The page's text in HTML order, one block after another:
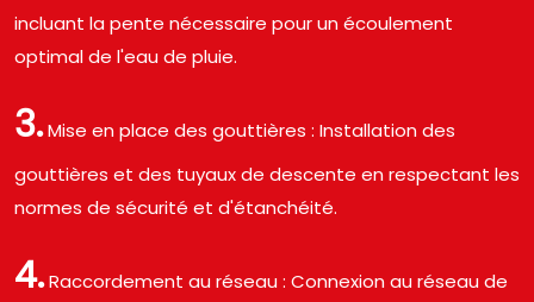
incluant la pente nécessaire pour un écoulement
optimal de l'eau de pluie.
3.Mise en place des gouttières : Installation des
gouttières et des tuyaux de descente en respectant les
normes de sécurité et d'étanchéité.
4.Raccordement au réseau : Connexion au réseau de